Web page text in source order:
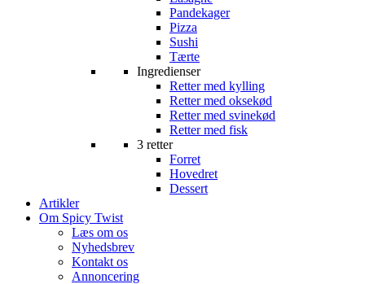
Pandekager
Pizza
Sushi
Tærte
Ingredienser
Retter med kylling
Retter med oksekød
Retter med svinekød
Retter med fisk
3 retter
Forret
Hovedret
Dessert
Artikler
Om Spicy Twist
Læs om os
Nyhedsbrev
Kontakt os
Annoncering